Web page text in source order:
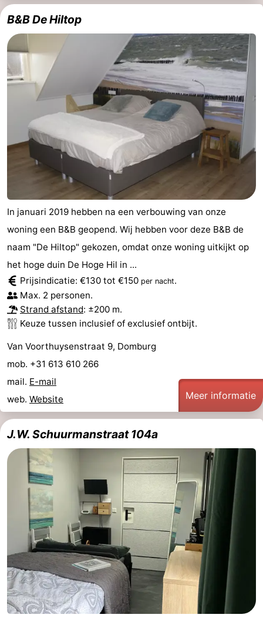
Zeeland
Schouwen-
Duiveland
Renesse
-
Brouwershaven
Bruinisse
Zierikzee
Oosterschelde
Burgh
Haamstede
-
Natuur
Kop
van
Schouwen
Walcheren
-
Veere
-
Natuur
Oranjezon
-
Oostkapelle
-
Natuur
de
Mantelingen
Westkapelle
-
Zoutelande
-
Natuur
Walcherse
-
Dishoek
Vlissingen
Middelburg
Zeeuws-
Vlaanderen
-
Nieuwvliet
-
Sluis
-
B&B De Hiltop
In januari 2019 hebben na een verbouwing van onze
woning een B&B geopend. Wij hebben voor deze B&B de
naam "De Hiltop" gekozen, omdat onze woning uitkijkt op
het hoge duin De Hoge Hil in ...
Prijsindicatie: €130 tot €150 per nacht.
Max. 2 personen.
Strand afstand: ±200 m.
Keuze tussen inclusief of exclusief ontbijt.
Van Voorthuysenstraat 9, Domburg
mob. +31 613 610 266
mail. E-mail
web. Website Meer informatie
J.W. Schuurmanstraat 104a